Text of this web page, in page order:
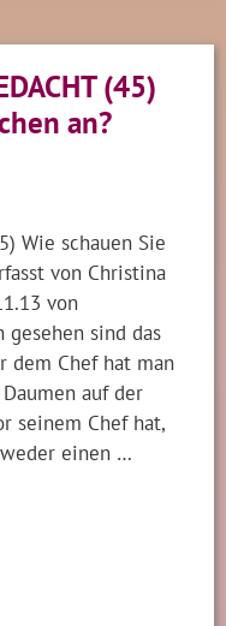
(45)
an?
Wie schauen Sie
von Christina
von
sind das
dem Chef hat man
auf der
seinem Chef hat,
einen …